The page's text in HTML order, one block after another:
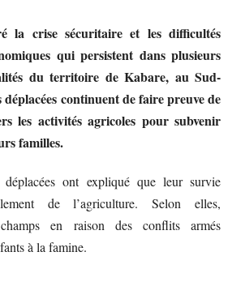
la crise sécuritaire et les difficultés
qui persistent dans plusieurs
du territoire de Kabare, au Sud-
déplacées continuent de faire preuve de
les activités agricoles pour subvenir
familles.
déplacées ont expliqué que leur survie
de l’agriculture. Selon elles,
en raison des conflits armés
à la famine.